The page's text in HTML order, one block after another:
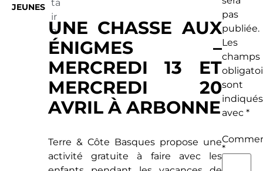
JEUNES ta
ir
e
UNE CHASSE AUX
ÉNIGMES –
MERCREDI 13 ET
MERCREDI 20
AVRIL À ARBONNE
Terre & Côte Basques propose une
activité gratuite à faire avec les
pas
publiée.
Les
champs
sont
indiqués
avec *
*